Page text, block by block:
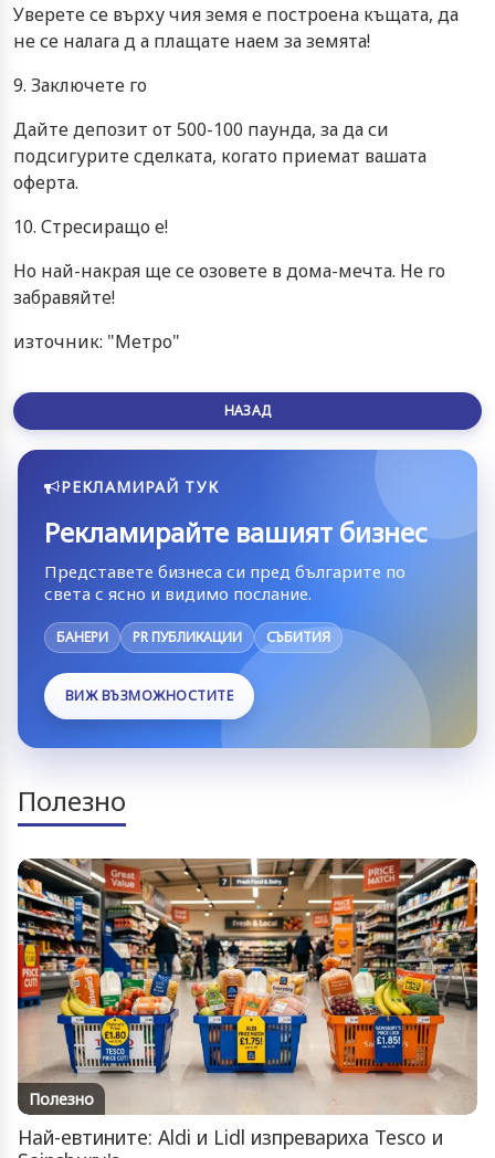
Уверете се върху чия земя е построена къщата, да
не се налага д а плащате наем за земята!
9. Заключете го
Дайте депозит от 500-100 паунда, за да си
подсигурите сделката, когато приемат вашата
оферта.
10. Стресиращо е!
Но най-накрая ще се озовете в дома-мечта. Не го
забравяйте!
източник: "Метро"
НАЗАД
РЕКЛАМИРАЙ ТУК
Рекламирайте вашият бизнес
Представете бизнеса си пред българите по
света с ясно и видимо послание.
БАНЕРИ PR ПУБЛИКАЦИИ СЪБИТИЯ
ВИЖ ВЪЗМОЖНОСТИТЕ
Полезно
Полезно
Най-евтините: Aldi и Lidl изпревариха Tesco и